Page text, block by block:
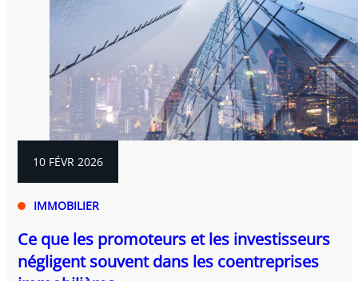
10 FÉVR 2026
IMMOBILIER
Ce que les promoteurs et les investisseurs
négligent souvent dans les coentreprises